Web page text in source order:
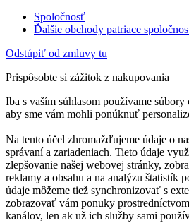
Spoločnosť
Ďalšie obchody patriace
Odstúpiť od zmluvy tu
Prispôsobte si zážitok z nakupovania
Iba s vaším súhlasom používame
aby sme vám mohli ponúknuť
Na tento účel zhromažďujeme údaje o
správaní a zariadeniach. Tieto údaje
zlepšovanie našej webovej stránky,
reklamy a obsahu a na analýzu štatistík
údaje môžeme tiež synchronizovať s
zobrazovať vám ponuky
kanálov, len ak už ich služby sami